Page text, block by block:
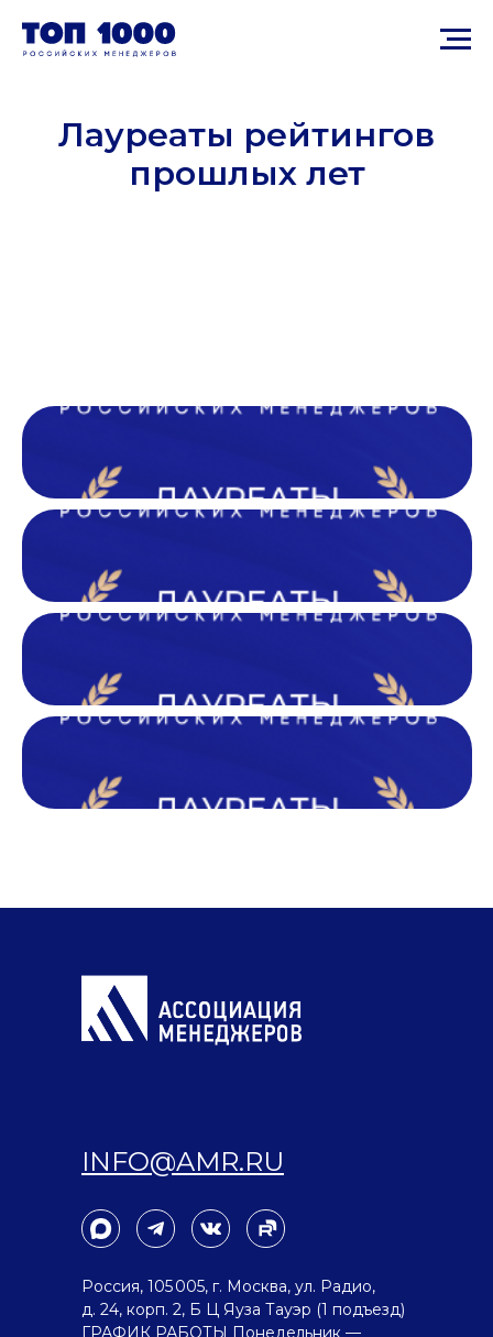
Лауреаты рейтингов
прошлых лет
Россия, 105 005, г. Москва, ул. Радио,
д. 24, корп. 2, Б Ц Яуза Тауэр (1 подъезд)
ГРАФИК РАБОТЫ Понедельник —
Подписывайтесь на наш
Телеграм-канал
INFO@AMR.RU